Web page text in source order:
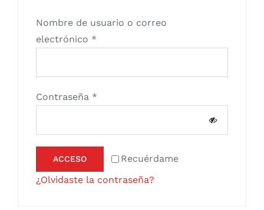
Contacto
Nombre de usuario o correo
electrónico *Obligatorio
Contraseña *Obligatorio
Recuérdame
ACCESO
¿Olvidaste la contraseña?